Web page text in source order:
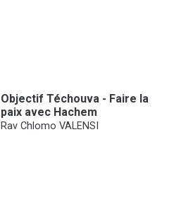
Objectif Téchouva - Faire la
paix avec Hachem
Rav Chlomo VALENSI